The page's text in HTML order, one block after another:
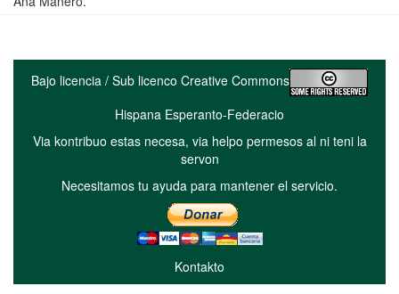
Bajo licencia / Sub licenco Creative Commons
Hispana Esperanto-Federacio
Via kontribuo estas necesa, via helpo permesos al ni teni la
servon
Necesitamos tu ayuda para mantener el servicio.
Kontakto